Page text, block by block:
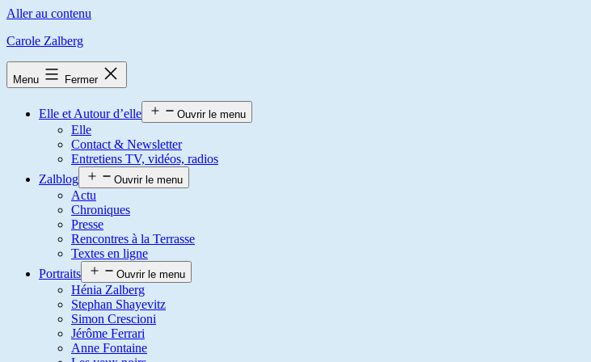
Aller au contenu
Carole Zalberg
Menu Fermer
Elle et Autour d’elle Ouvrir le menu
Elle
Contact & Newsletter
Entretiens TV, vidéos, radios
Zalblog
Ouvrir le menu
Actu
Chroniques
Presse
Rencontres à la Terrasse
Textes en ligne
Portraits
Ouvrir le menu
Hénia Zalberg
Stephan Shayevitz
Simon Crescioni
Jérôme Ferrari
Anne Fontaine